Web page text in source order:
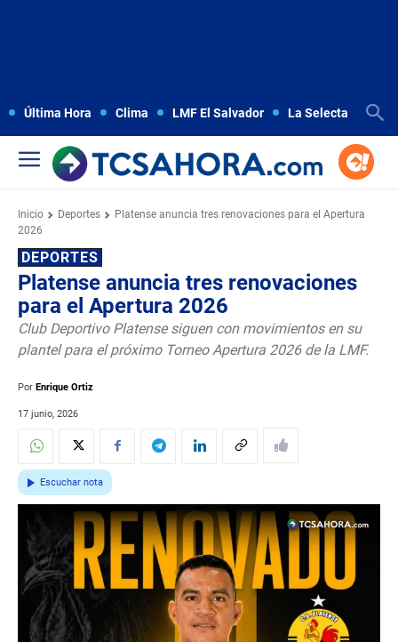
Última Hora Clima LMF El Salvador La Selecta
Inicio Deportes
Platense anuncia tres renovaciones para el Apertura
2026
DEPORTES
Platense anuncia tres renovaciones
para el Apertura 2026
Club Deportivo Platense siguen con movimientos en su
plantel para el próximo Torneo Apertura 2026 de la LMF.
Por Enrique Ortiz
17 junio, 2026
Escuchar nota